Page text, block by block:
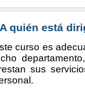
quién está
curso es
sus